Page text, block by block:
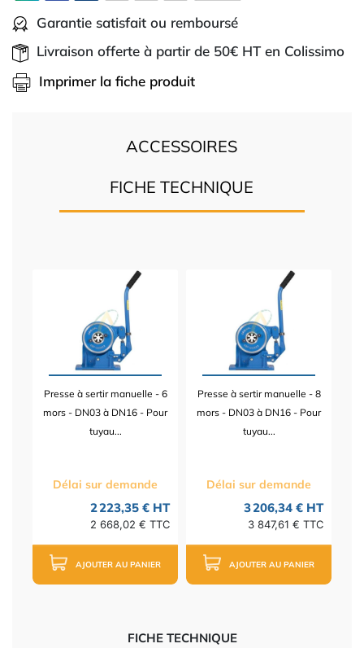
Garantie satisfait ou remboursé
Livraison offerte à partir de 50€ HT en Colissimo
Imprimer la fiche produit
ACCESSOIRES
FICHE TECHNIQUE
Presse à sertir manuelle - 6
mors - DN03 à DN16 - Pour
tuyau...
Délai sur demande
2 223,35 € HT
2 668,02 € TTC
AJOUTER AU PANIER
Presse à sertir manuelle - 8
mors - DN03 à DN16 - Pour
tuyau...
Délai sur demande
3 206,34 € HT
3 847,61 € TTC
AJOUTER AU PANIER
FICHE TECHNIQUE